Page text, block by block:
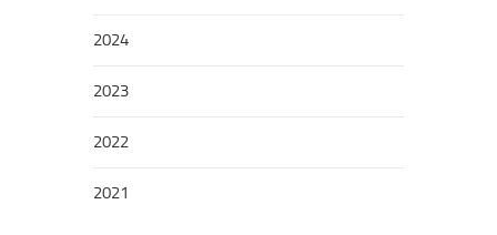
2024
2023
2022
2021